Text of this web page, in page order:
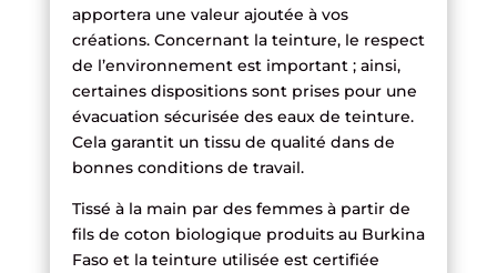
apportera une valeur ajoutée à vos
créations. Concernant la teinture, le respect
de l’environnement est important ; ainsi,
certaines dispositions sont prises pour une
évacuation sécurisée des eaux de teinture.
Cela garantit un tissu de qualité dans de
bonnes conditions de travail.
Tissé à la main par des femmes à partir de
fils de coton biologique produits au Burkina
Faso et la teinture utilisée est certifiée